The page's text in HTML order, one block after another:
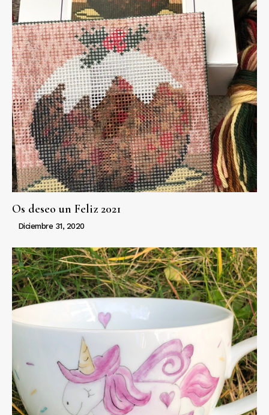
Os deseo un Feliz 2021
Diciembre 31, 2020